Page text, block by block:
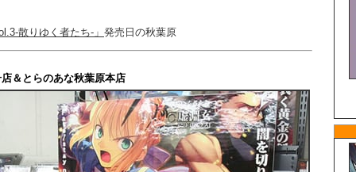
散りゆく者たち-」 発売日の秋葉原
＆とらのあな秋葉原本店